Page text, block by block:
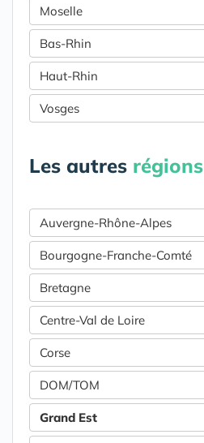
Moselle
Bas-Rhin
Haut-Rhin
Vosges
Les autres régions
Auvergne-Rhône-Alpes
Bourgogne-Franche-Comté
Bretagne
Centre-Val de Loire
Corse
DOM/TOM
Grand Est